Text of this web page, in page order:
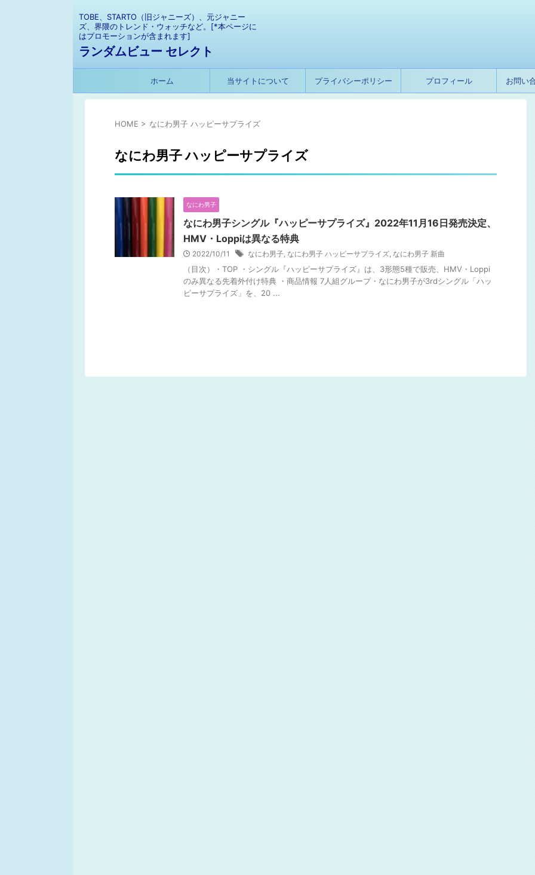
TOBE、STARTO（旧ジャニーズ）、元ジャニー
ズ、界隈のトレンド・ウォッチなど。[*本ページに
はプロモーションが含まれます]
ランダムビュー セレクト
ホーム 当サイトについて プライバシーポリシー プロフィール お問い
HOME > なにわ男子 ハッピーサプライズ
なにわ男子 ハッピーサプライズ
なにわ男子
なにわ男子シングル『ハッピーサプライズ』2022年11月16日発売決定、
HMV・Loppiは異なる特典
2022/10/11 なにわ男子, なにわ男子 ハッピーサプライズ, なにわ男子 新曲
（目次）・TOP ・シングル『ハッピーサプライズ』は、3形態5種で販売、HMV・Loppi
のみ異なる先着外付け特典 ・商品情報 7人組グループ・なにわ男子が3rdシングル「ハッ
ピーサプライズ」を、20 ...